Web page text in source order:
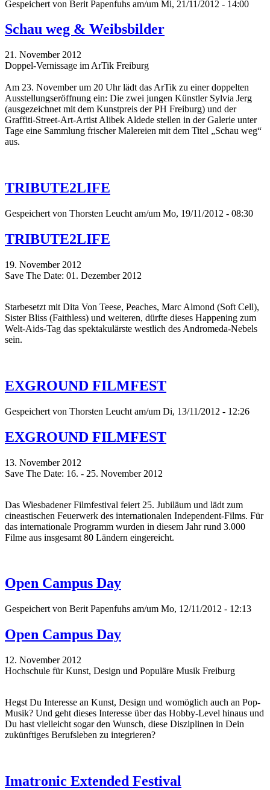
Gespeichert von Berit Papenfuhs am/um Mi, 21/11/2012 - 14:00
Schau weg & Weibsbilder
21. November 2012
Doppel-Vernissage im ArTik Freiburg
Am 23. November um 20 Uhr lädt das ArTik zu einer doppelten
Ausstellungseröffnung ein: Die zwei jungen Künstler Sylvia Jerg
(ausgezeichnet mit dem Kunstpreis der PH Freiburg) und der
Graffiti-Street-Art-Artist Alibek Aldede stellen in der Galerie unter
Tage eine Sammlung frischer Malereien mit dem Titel „Schau weg“
aus.
TRIBUTE2LIFE
Gespeichert von Thorsten Leucht am/um Mo, 19/11/2012 - 08:30
TRIBUTE2LIFE
19. November 2012
Save The Date: 01. Dezember 2012
Starbesetzt mit Dita Von Teese, Peaches, Marc Almond (Soft Cell),
Sister Bliss (Faithless) und weiteren, dürfte dieses Happening zum
Welt-Aids-Tag das spektakulärste westlich des Andromeda-Nebels
sein.
EXGROUND FILMFEST
Gespeichert von Thorsten Leucht am/um Di, 13/11/2012 - 12:26
EXGROUND FILMFEST
13. November 2012
Save The Date: 16. - 25. November 2012
Das Wiesbadener Filmfestival feiert 25. Jubiläum und lädt zum
cineastischen Feuerwerk des internationalen Independent-Films. Für
das internationale Programm wurden in diesem Jahr rund 3.000
Filme aus insgesamt 80 Ländern eingereicht.
Open Campus Day
Gespeichert von Berit Papenfuhs am/um Mo, 12/11/2012 - 12:13
Open Campus Day
12. November 2012
Hochschule für Kunst, Design und Populäre Musik Freiburg
Hegst Du Interesse an Kunst, Design und womöglich auch an Pop-
Musik? Und geht dieses Interesse über das Hobby-Level hinaus und
Du hast vielleicht sogar den Wunsch, diese Disziplinen in Dein
zukünftiges Berufsleben zu integrieren?
Imatronic Extended Festival